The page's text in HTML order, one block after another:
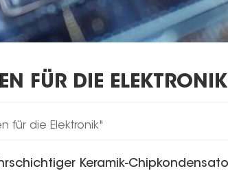
FÜR DIE ELEKTRONIK
für die Elektronik"
Keramik-